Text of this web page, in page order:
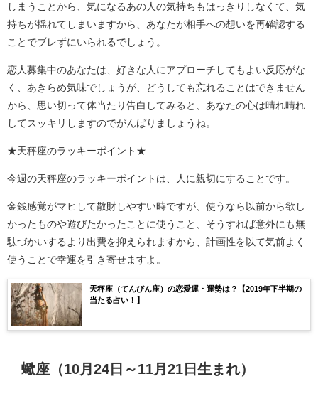
しまうことから、気になるあの人の気持ちもはっきりしなくて、気
持ちが揺れてしまいますから、あなたが相手への想いを再確認する
ことでブレずにいられるでしょう。
恋人募集中のあなたは、好きな人にアプローチしてもよい反応がな
く、あきらめ気味でしょうが、どうしても忘れることはできません
から、思い切って体当たり告白してみると、あなたの心は晴れ晴れ
してスッキリしますのでがんばりましょうね。
★天秤座のラッキーポイント★
今週の天秤座のラッキーポイントは、人に親切にすることです。
金銭感覚がマヒして散財しやすい時ですが、使うなら以前から欲し
かったものや遊びたかったことに使うこと、そうすれば意外にも無
駄づかいするより出費を抑えられますから、計画性を以て気前よく
使うことで幸運を引き寄せますよ。
天秤座（てんびん座）の恋愛運・運勢は？【2019年下半期の
当たる占い！】
蠍座（10月24日～11月21日生まれ）